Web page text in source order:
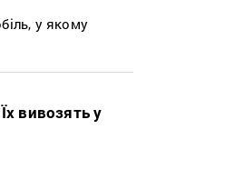
у якому
вивозять у